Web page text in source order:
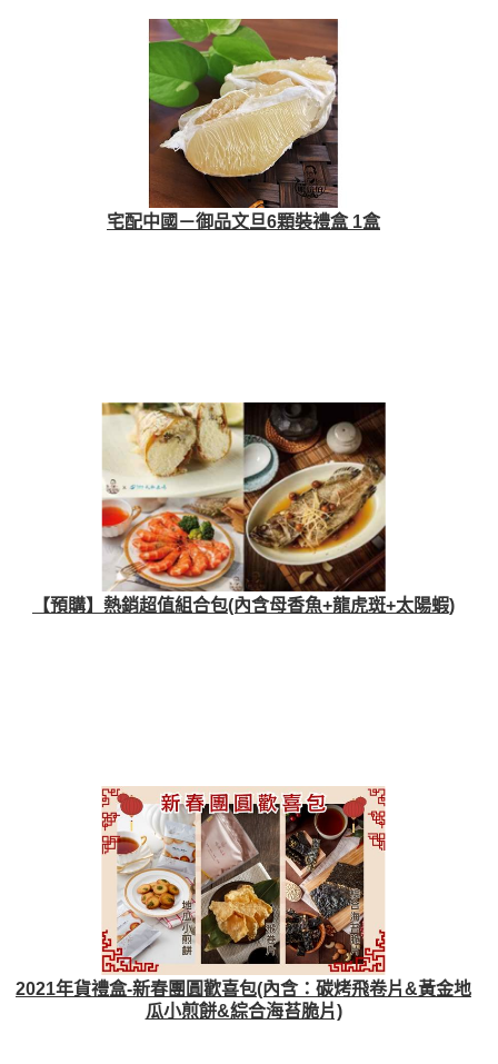
宅配中國－御品文旦6顆裝禮盒 1盒
【預購】熱銷超值組合包(內含母香魚+龍虎斑+太陽蝦)
2021年貨禮盒-新春團圓歡喜包(內含：碳烤飛卷片&黃金地
瓜小煎餅&綜合海苔脆片)